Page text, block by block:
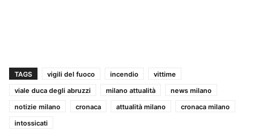
TAGS vigili del fuoco incendio
vittime
viale duca degli abruzzi
milano attualità
news milano
notizie milano
cronaca attualità milano
cronaca milano
intossicati